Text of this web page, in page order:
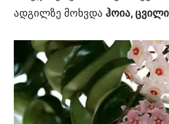
ადგილზე მოხვდა ჰოია,